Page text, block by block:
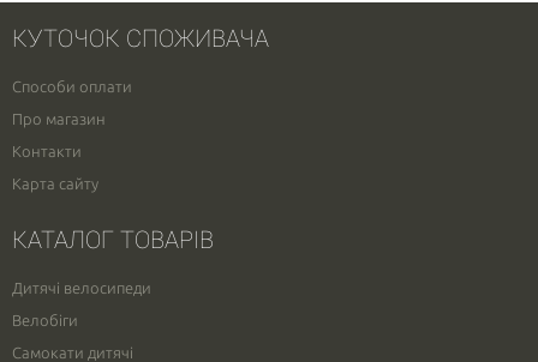
КУТОЧОК СПОЖИВАЧА
Способи оплати
Про магазин
Контакти
Карта сайту
КАТАЛОГ ТОВАРІВ
Дитячі велосипеди
Велобіги
Самокати дитячі